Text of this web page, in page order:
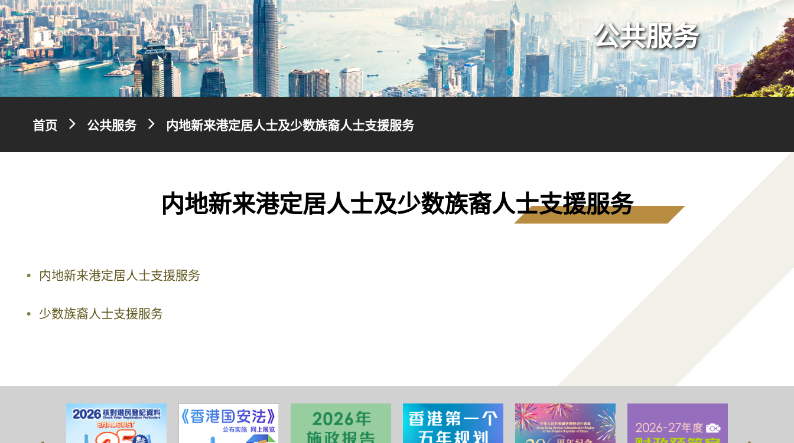
公共服务
首页 公共服务 内地新来港定居人士及少数族裔人士支援服务
内地新来港定居人士及少数族裔人士支援服务
内地新来港定居人士支援服务
少数族裔人士支援服务